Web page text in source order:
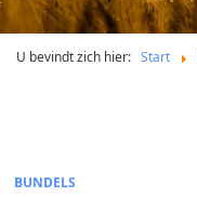
U bevindt zich hier: Start
BUNDELS